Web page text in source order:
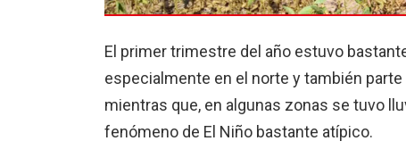
El primer trimestre del año estuvo
especialmente en el norte y también
mientras que, en algunas zonas se tuvo
fenómeno de El Niño bastante atípico.